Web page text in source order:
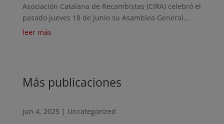
Asociación Catalana de Recambistas (CIRA) celebró el
pasado jueves 18 de junio su Asamblea General...
leer más
Más publicaciones
Jun 4, 2025 | Uncategorized